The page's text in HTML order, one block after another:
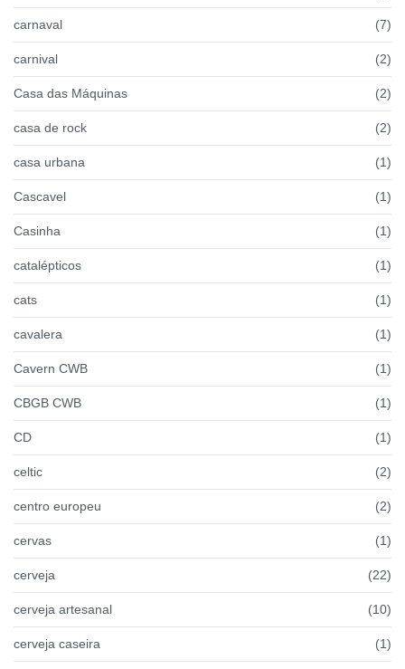
carnaval (7)
carnival (2)
Casa das Máquinas (2)
casa de rock (2)
casa urbana (1)
Cascavel (1)
Casinha (1)
catalépticos (1)
cats (1)
cavalera (1)
Cavern CWB (1)
CBGB CWB (1)
CD (1)
celtic (2)
centro europeu (2)
cervas (1)
cerveja (22)
cerveja artesanal (10)
cerveja caseira (1)